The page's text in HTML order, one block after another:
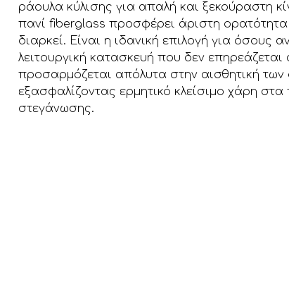
ράουλα κύλισης για απαλή και ξεκούραστη
πανί fiberglass προσφέρει άριστη
διαρκεί. Είναι η ιδανική επιλογή για όσους
λειτουργική κατασκευή που δεν
προσαρμόζεται απόλυτα στην αισθητική των
εξασφαλίζοντας ερμητικό κλείσιμο χάρη
στεγάνωσης.